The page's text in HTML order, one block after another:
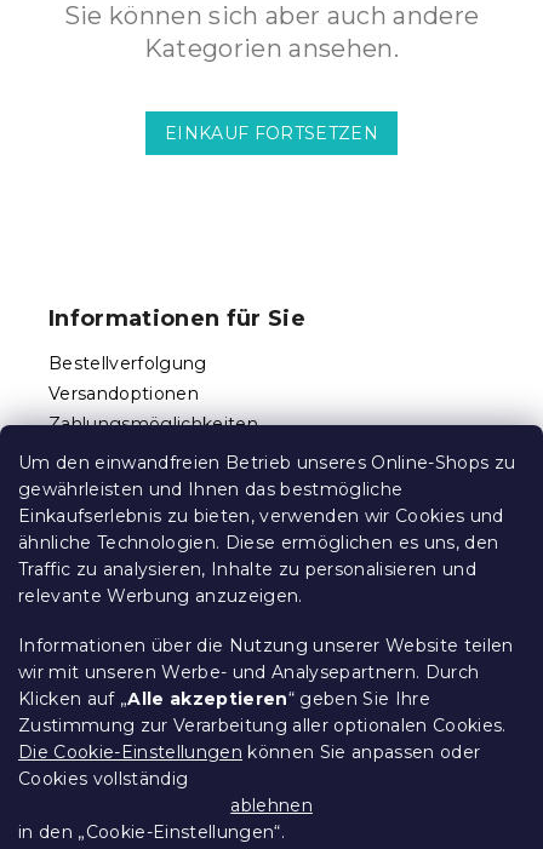
Um den einwandfreien Betrieb unseres Online-Shops zu
gewährleisten und Ihnen das bestmögliche
Einkaufserlebnis zu bieten, verwenden wir Cookies und
ähnliche Technologien. Diese ermöglichen es uns, den
Traffic zu analysieren, Inhalte zu personalisieren und
relevante Werbung anzuzeigen.
Informationen über die Nutzung unserer Website teilen
wir mit unseren Werbe- und Analysepartnern. Durch
Klicken auf „Alle akzeptieren“ geben Sie Ihre
Zustimmung zur Verarbeitung aller optionalen Cookies.
Die Cookie-Einstellungen können Sie anpassen oder
Cookies vollständig
ablehnen
in den „Cookie-Einstellungen“.
Sie können sich aber auch andere
Kategorien ansehen.
EINKAUF FORTSETZEN
e
Informationen für Sie
Bestellverfolgung
Versandoptionen
Zahlungsmöglichkeiten
Reklamationen und Rücksendungen
Kontakt
Allgemeine Geschäftsbedingungen
Datenschutz
Ethischer Kodex
Für Partner
Impressum
Über uns
Treueprogramm - bis zu 10% Rabatt
Größentabellen